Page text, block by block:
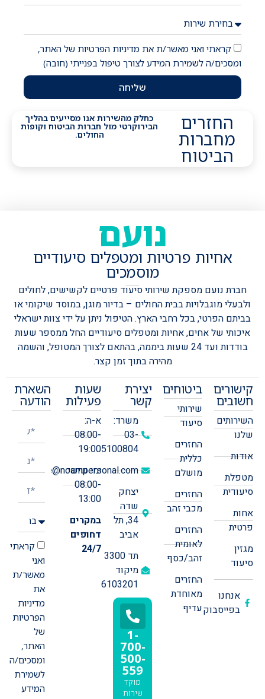
קראתי ואני מאשר/ת את מדיניות הפרטיות של האתר,
ומסכים/ה לשמירת המידע לצורך טיפול בפנייתי (חובה)
שליחה
החזרים
מחברות
הביטוח
כחלק מהשירות אנו מסייעים בהליך
הבירוקרטי מול חברות הביטוח וקופות
החולים.
נועם
אחיות פרטיות ומטפלים סיעודיים
מוסמכים
חברת נועם מספקת שירותי סיעוד פרטיים לקשישים, לחולים
ולבעלי מוגבלויות בבית החולים – בדיור מוגן, במוסד שיקומי או
בביתם הפרטי, בכל רחבי הארץ.הטיפול ניתן על ידי צוות ישראלי
איכותי של אחים, אחיות ומטפלים סיעודיים החל ממספר שעות
בודדות ועד 24 שעות ביממה, בהתאם לצורך המטופל, והשמה
מהירה בתוך זמן קצר.
קישורים
חשובים
השירותים
שלנו
אודות
מטפלת
סיעודית
אחות
פרטית
מגזין
סיעוד
אנחנו
בפייסבוק
ביטוחים
שירותי
סיעוד
החזרים
כללית
מושלם
החזרים
מכבי זהב
החזרים
לאומית
זהב/כסף
החזרים
מאוחדת
עדיף
יצירת
קשר
משרד:
03-
5100804
office@noampersonal.com
יצחק
שדה
34, תל
אביב
תד 3300
מיקוד
6103201
1-
700-
500-
559
מוקד
שירות
שעות
פעילות
א-ה:
08:00-
19:00
ימי שישי:
08:00-
13:00
במקרים
דחופים
24/7
השארת
הודעה
קראתי
ואני
מאשר/ת
את
מדיניות
הפרטיות
של
האתר,
ומסכים/ה
לשמירת
המידע